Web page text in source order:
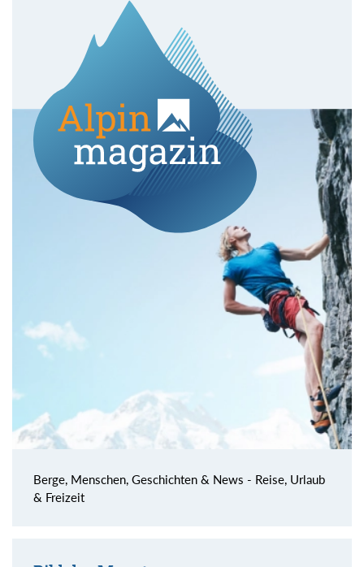
Berge, Menschen, Geschichten & News - Reise, Urlaub
& Freizeit